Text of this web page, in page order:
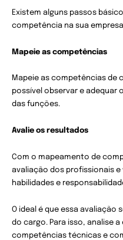
Existem alguns passos
competência na sua
Mapeie as competências
Mapeie as competências de
possível observar e adequar
das funções.
Avalie os resultados
Com o mapeamento de
avaliação dos profissionais e
habilidades e
O ideal é que essa
do cargo. Para isso, analise
competências técnicas e